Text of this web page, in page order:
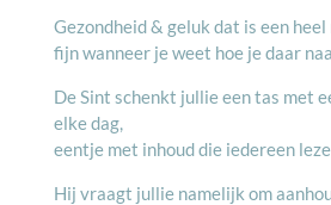
Gezondheid & geluk dat is een
fijn wanneer je weet hoe je daar
De Sint schenkt jullie een tas met
elke dag,
eentje met inhoud die iedereen
Hij vraagt jullie namelijk om